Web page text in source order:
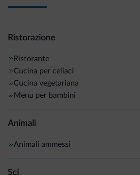
Ristorazione
Ristorante
Cucina per celiaci
Cucina vegetariana
Menu per bambini
Animali
Animali ammessi
Sci